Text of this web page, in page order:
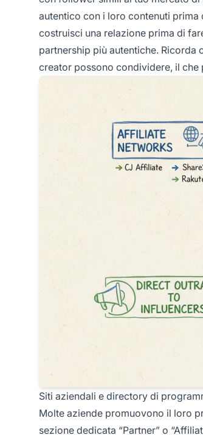
autentico con i loro contenuti
costruisci una relazione prima di
partnership più autentiche. Ricorda
creator possono condividere, il che
Siti aziendali e directory di
Molte aziende promuovono il loro
sezione dedicata “Partner” o